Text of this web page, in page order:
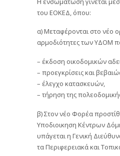
του ΕΟΚΕΔ, όπου:
α) Μεταφέρονται στο νέο
αρμοδιότητες των ΥΔΟΜ
– έκδοση οικοδομικών
– προεγκρίσεις και
– έλεγχο κατασκευών,
– τήρηση της
β) Στον νέο Φορέα
Υποδιοικηση Κέντρων
υπάγεται η Γενική
τα Περιφερειακά και